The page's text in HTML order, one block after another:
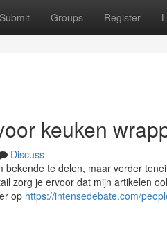
Submit Groups Register
keuken
Discuss
te delen, maar verder
zorg je ervoor dat mijn artikelen
op https://intensedebate.com/